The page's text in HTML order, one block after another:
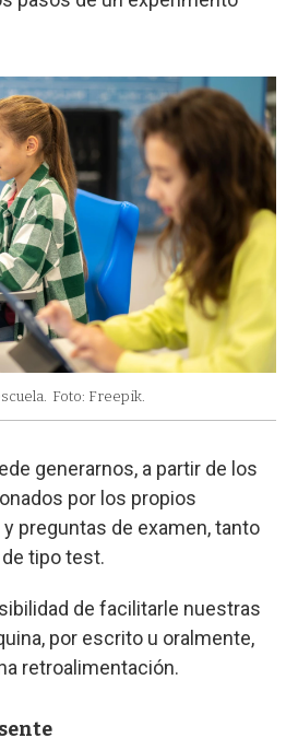
Foto: Freepik.
generarnos, a partir de los
por los propios
preguntas de examen, tanto
tipo test.
de facilitarle nuestras
por escrito u oralmente,
retroalimentación.